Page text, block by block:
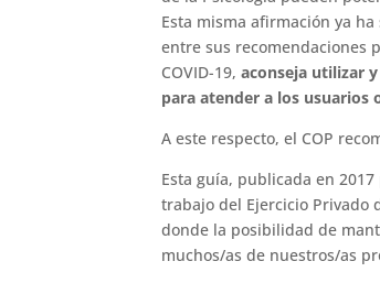
Esta misma afirmación ya
entre sus recomendaciones
COVID-19,aconseja utilizar
para atender a los usuarios
A este respecto, el COP
Esta guía, publicada en
trabajo del Ejercicio Privado
donde la posibilidad de
muchos/as de nuestros/as